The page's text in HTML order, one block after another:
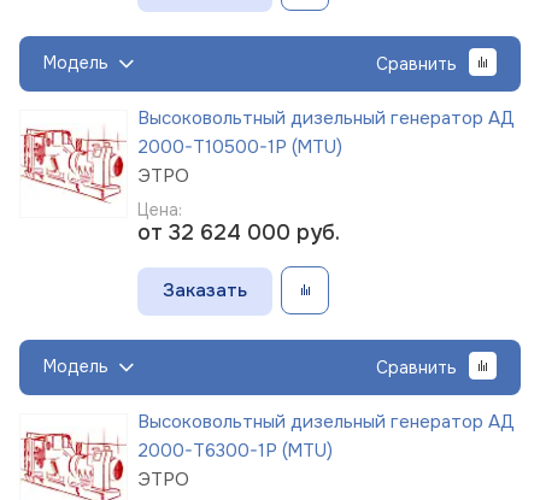
Модель Сравнить
Высоковольтный дизельный генератор АД
2000-Т10500-1Р (MTU)
ЭТРО
Цена:
от 32 624 000 руб.
Заказать
Модель Сравнить
Высоковольтный дизельный генератор АД
2000-Т6300-1Р (MTU)
ЭТРО